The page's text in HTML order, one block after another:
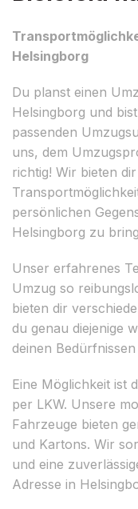
Helsingborg
Du planst einen
Helsingborg und
passenden
uns, dem
richtig! Wir bieten
persönlichen
Helsingborg zu
Unser erfahrenes
Umzug so
bieten dir
du genau diejenige
deinen Bedürfnissen
Eine Möglichkeit ist
per LKW. Unsere
Fahrzeuge bieten
und Kartons. Wir
und eine
Adresse in